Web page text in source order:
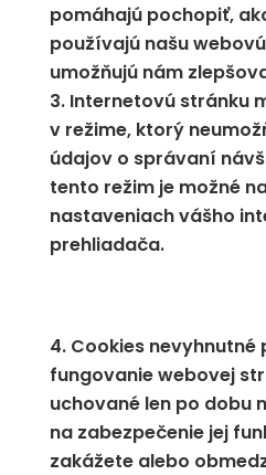
pomáhajú pochopiť,
používajú našu
umožňujú nám
Internetovú stránku
v režime, ktorý
údajov o správaní
tento režim je možné
nastaveniach vášho
prehliadača.
Cookies nevyhnutné
fungovanie webovej
uchované len po dobu
na zabezpečenie jej
zakážete alebo